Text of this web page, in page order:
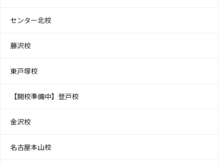
センター北校
藤沢校
東戸塚校
【開校準備中】登戸校
金沢校
名古屋本山校